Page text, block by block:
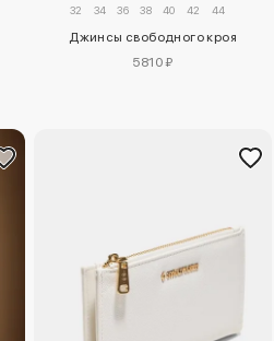
32 34 36 38 40 42 44
Джинсы свободного кроя
5810 ₽